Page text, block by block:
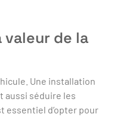
de la
Une installation
aussi séduire les
essentiel d’opter pour